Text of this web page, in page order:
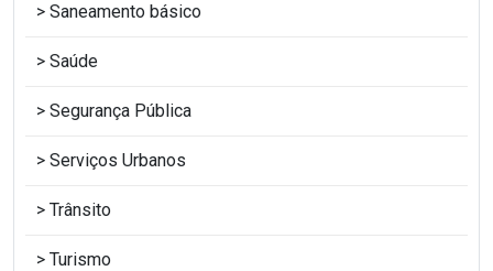
Saneamento básico
Saúde
Segurança Pública
Serviços Urbanos
Trânsito
Turismo